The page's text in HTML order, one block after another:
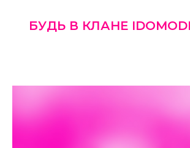
БУДЬ В КЛАНЕ